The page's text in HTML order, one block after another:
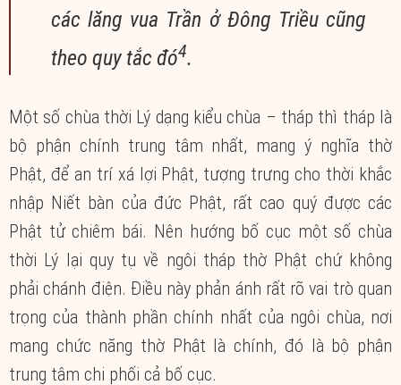
các lăng vua Trần ở Đông Triều cũng
theo quy tắc đó4.
Một số chùa thời Lý dạng kiểu chùa – tháp thì tháp là
bộ phận chính trung tâm nhất, mang ý nghĩa thờ
Phật, để an trí xá lợi Phật, tượng trưng cho thời khắc
nhập Niết bàn của đức Phật, rất cao quý được các
Phật tử chiêm bái. Nên hướng bố cục một số chùa
thời Lý lại quy tụ về ngôi tháp thờ Phật chứ không
phải chánh điện. Điều này phản ánh rất rõ vai trò quan
trọng của thành phần chính nhất của ngôi chùa, nơi
mang chức năng thờ Phật là chính, đó là bộ phận
trung tâm chi phối cả bố cục.